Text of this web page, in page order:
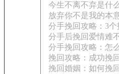
今生不离不弃是什
放弃你不是我的本
分手挽回攻略：3
分手后挽回爱情难
分手挽回攻略：怎
挽回攻略：成功挽
挽回婚姻：如何挽